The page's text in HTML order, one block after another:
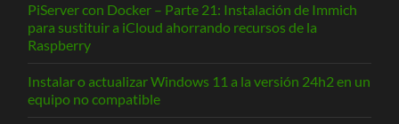
PiServer con Docker – Parte 21: Instalación de Immich
para sustituir a iCloud ahorrando recursos de la
Raspberry
Instalar o actualizar Windows 11 a la versión 24h2 en un
equipo no compatible